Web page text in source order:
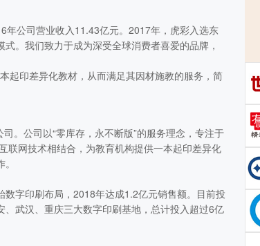
公司营业收入11.43亿元。2017年，虎彩入选东
。我们致力于成为深受全球消费者喜爱的品牌，
起印差异化教材，从而满足其因材施教的服务，简
。公司以“零库存，永不断版”的服务理念，专注于
联网技术相结合，为教育机构提供一本起印差异化
字印刷布局，2018年达成1.2亿元销售额。目前投
武汉、重庆三大数字印刷基地，总计投入超过6亿